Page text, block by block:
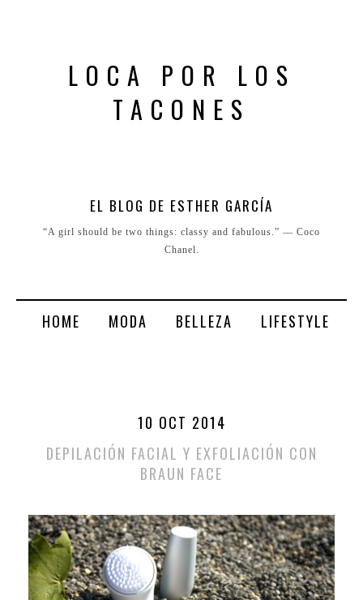
LOCA POR LOS
TACONES
EL BLOG DE ESTHER GARCÍA
“A girl should be two things: classy and fabulous.” ― Coco
Chanel.
HOME MODA BELLEZA LIFESTYLE
10 OCT 2014
DEPILACIÓN FACIAL Y EXFOLIACIÓN CON
BRAUN FACE